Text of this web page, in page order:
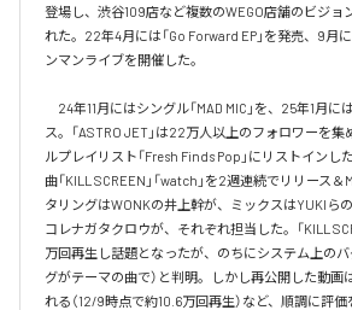
登場し、渋谷109店など複数のWEGO店舗のビジョ
れた。22年4月には「Go Forward EP」を発売、9月
ンマンライブを開催した。
24年11月にはシングル「MAD MIC」を、25年1月に
ス。「ASTRO JET」は22万人以上のフォロワーを
ルプレイリスト「Fresh Finds Pop」にリストイン
曲「KILL SCREEN」「watch」を2週連続でリリース
タリングはWONKの井上幹が、ミックスはYUKIら
コレナガタクロウが、それぞれ担当した。「KILL
万回再生し話題となったが、のちにシステム上のバ
グがテーマの曲で）と判明。しかし再公開した動画
れる（12/9時点で約10.6万回再生）など、順調に評